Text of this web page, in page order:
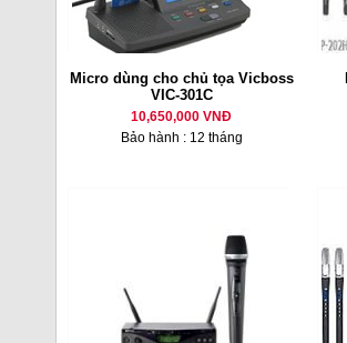
Micro dùng cho chủ tọa Vicboss
VIC-301C
10,650,000 VNĐ
Bảo hành : 12 tháng